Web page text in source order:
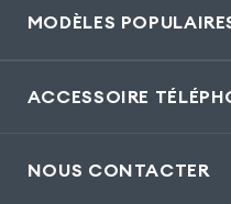
MODÈLES
ACCESSOIRE
NOUS CONTACTER